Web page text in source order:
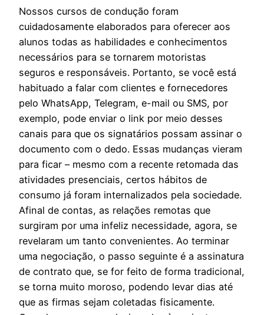
Nossos cursos de condução foram
cuidadosamente elaborados para oferecer aos
alunos todas as habilidades e conhecimentos
necessários para se tornarem motoristas
seguros e responsáveis. Portanto, se você está
habituado a falar com clientes e fornecedores
pelo WhatsApp, Telegram, e-mail ou SMS, por
exemplo, pode enviar o link por meio desses
canais para que os signatários possam assinar o
documento com o dedo. Essas mudanças vieram
para ficar – mesmo com a recente retomada das
atividades presenciais, certos hábitos de
consumo já foram internalizados pela sociedade.
Afinal de contas, as relações remotas que
surgiram por uma infeliz necessidade, agora, se
revelaram um tanto convenientes. Ao terminar
uma negociação, o passo seguinte é a assinatura
de contrato que, se for feito de forma tradicional,
se torna muito moroso, podendo levar dias até
que as firmas sejam coletadas fisicamente.